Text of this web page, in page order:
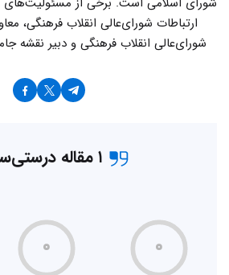
ارتباطات شورای‌عالی انقلاب فرهنگی،
شورای‌عالی انقلاب فرهنگی و دبیر نقشه
۱ مقاله درستی‌سنجی
۰ ۰